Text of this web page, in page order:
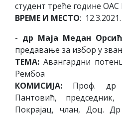
студент треће године ОАС
ВРЕМЕ И МЕСТО:
- др Маја Медан Орсић
предавање за избор у
ТЕМА: Авангардни
Рембоа
КОМИСИЈА: Проф. др
Пантовић,
Покрајац, члан, Доц.